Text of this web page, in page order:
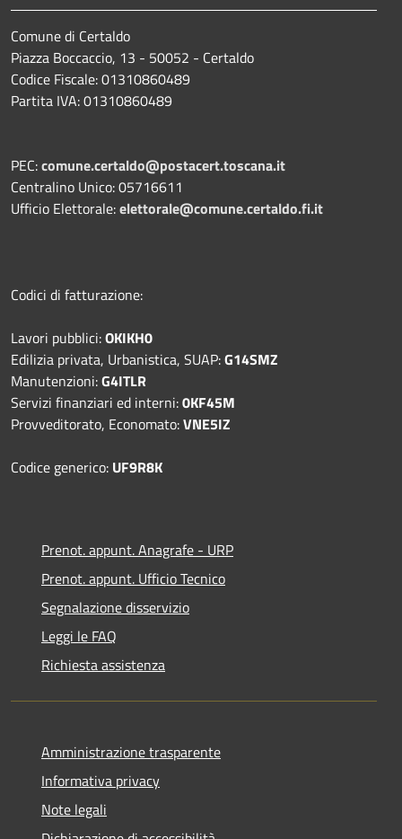
Comune di Certaldo
Piazza Boccaccio, 13 - 50052 - Certaldo
Codice Fiscale: 01310860489
Partita IVA: 01310860489
PEC:comune.certaldo@postacert.toscana.it
Centralino Unico: 05716611
Ufficio Elettorale:elettorale@comune.certaldo.fi.it
Codici di fatturazione:
Lavori pubblici:OKIKH0
Edilizia privata, Urbanistica, SUAP:G14SMZ
Manutenzioni:G4ITLR
Servizi finanziari ed interni:0KF45M
Provveditorato, Economato:VNE5IZ
Codice generico: UF9R8K
Prenot. appunt. Anagrafe - URP
Prenot. appunt. Ufficio Tecnico
Segnalazione disservizio
Leggi le FAQ
Richiesta assistenza
Amministrazione trasparente
Informativa privacy
Note legali